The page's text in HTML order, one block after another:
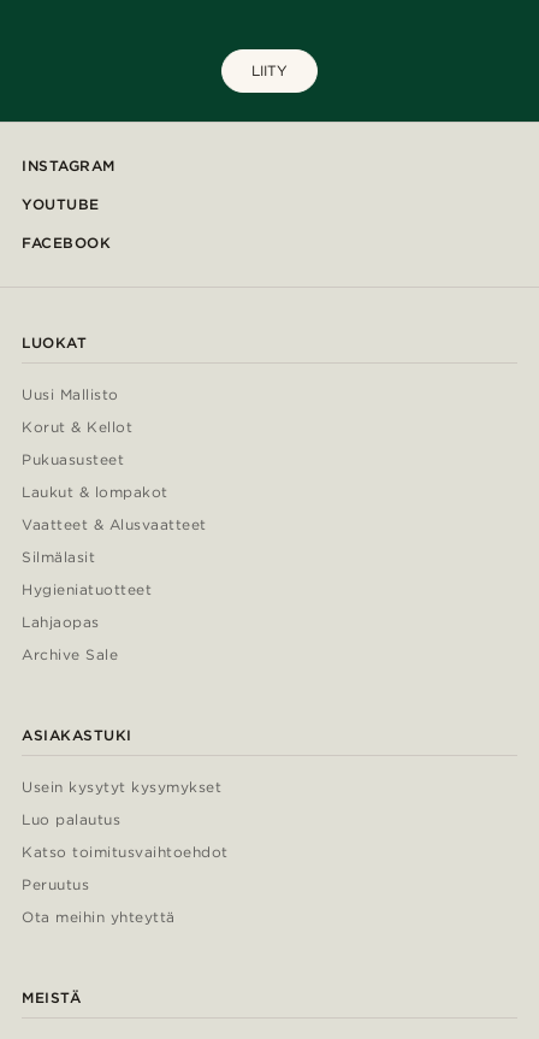
LIITY
INSTAGRAM
YOUTUBE
FACEBOOK
LUOKAT
Uusi Mallisto
Korut & Kellot
Pukuasusteet
Laukut & lompakot
Vaatteet & Alusvaatteet
Silmälasit
Hygieniatuotteet
Lahjaopas
Archive Sale
ASIAKASTUKI
Usein kysytyt kysymykset
Luo palautus
Katso toimitusvaihtoehdot
Peruutus
Ota meihin yhteyttä
MEISTÄ